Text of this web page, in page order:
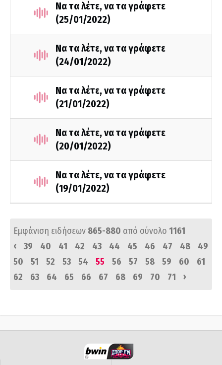
Να τα λέτε, να τα γράφετε
(25/01/2022)
Να τα λέτε, να τα γράφετε
(24/01/2022)
Να τα λέτε, να τα γράφετε
(21/01/2022)
Να τα λέτε, να τα γράφετε
(20/01/2022)
Να τα λέτε, να τα γράφετε
(19/01/2022)
Εμφάνιση ειδήσεων 865-880 από σύνολο 1161
‹
39 40 41 42 43 44 45 46 47 48
49
50
51 52 53 54 55 56 57 58 59 60
61
62
63 64 65 66 67 68 69 70 71 ›